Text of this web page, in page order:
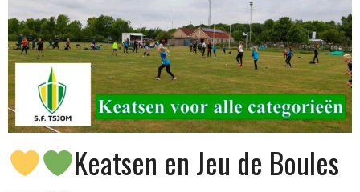
Keatsen en Jeu de Boules